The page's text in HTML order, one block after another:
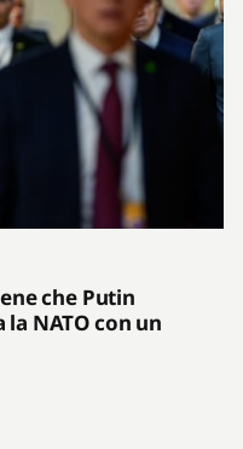
che Putin
NATO con un